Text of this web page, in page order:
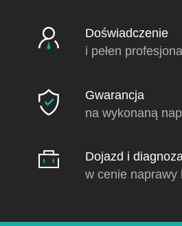
Doświadczenie
i pełen
Gwarancja
na wykonaną
Dojazd i
w cenie naprawy